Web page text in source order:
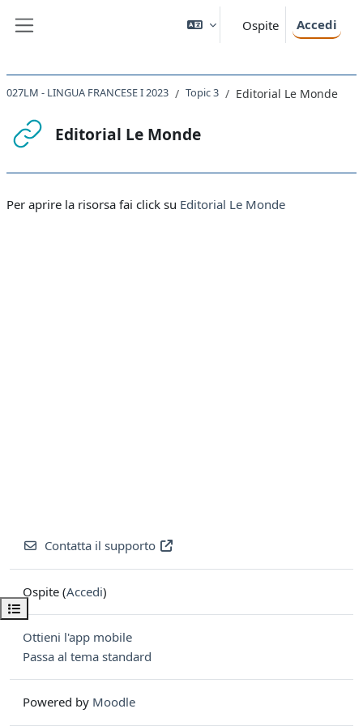
Ospite Accedi
Apri indice del corso
027LM - LINGUA FRANCESE I 2023 Topic 3 Editorial Le Monde
Editorial Le Monde
Per aprire la risorsa fai click su Editorial Le Monde
Contatta il supporto
Ospite (Accedi)
Ottieni l'app mobile
Passa al tema standard
Powered by Moodle